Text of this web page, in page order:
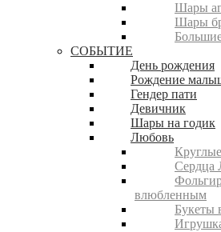
Шары
Шары
СОБЫТИЕ
День рождения
Рождение
Гендер пати
Девичник
Шары на годик
Любовь
Сердца
влюбленным
Букеты